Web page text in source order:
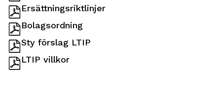
Ersättningsriktlinjer
Bolagsordning
Sty förslag LTIP
LTIP villkor